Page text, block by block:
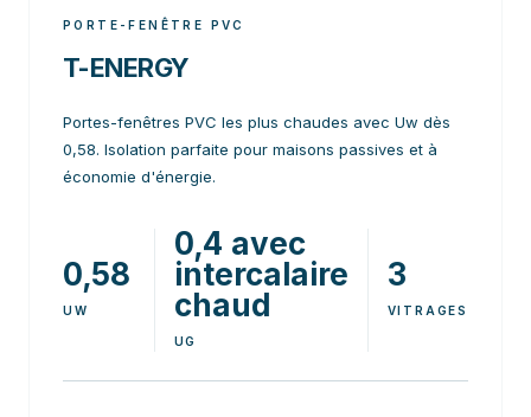
PORTE-FENÊTRE PVC
T-ENERGY
Portes-fenêtres PVC les plus chaudes avec Uw dès
0,58. Isolation parfaite pour maisons passives et à
économie d'énergie.
0,58
UW
0,4 avec
intercalaire
chaud
UG
3
VITRAGES